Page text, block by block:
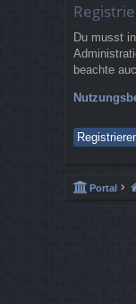
Du musst
beachte
Portal